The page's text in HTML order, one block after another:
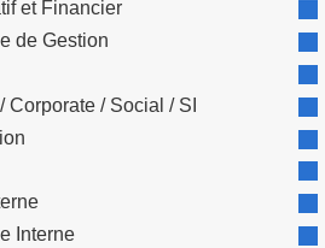
et Financier
de Gestion
/ Social / SI
Interne